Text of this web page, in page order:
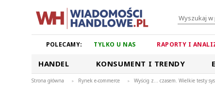
POLECAMY: TYLKO U NAS RAPORTY I
HANDEL KONSUMENT I TRENDY
Strona główna > Rynek e-commerce > Wyścig z... czasem. Wielkie testy